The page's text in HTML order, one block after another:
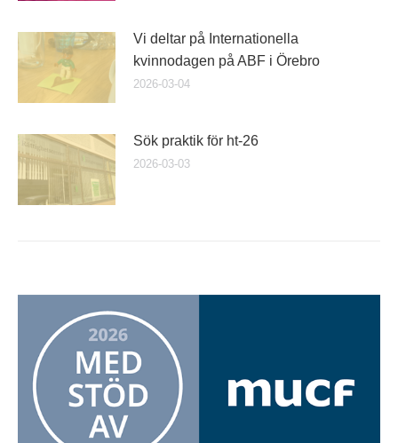
Vi deltar på Internationella
kvinnodagen på ABF i Örebro
2026-03-04
Sök praktik för ht-26
2026-03-03